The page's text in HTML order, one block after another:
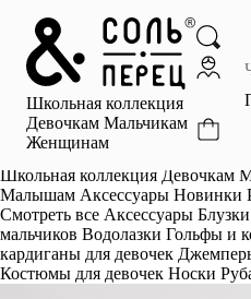
Школьная коллекция
Девочкам Мальчикам
Женщинам
Главная
Каталог
Избранное
Школьная коллекция Девочкам
Малышам Аксессуары Новинки
Смотреть все Аксессуары Блузки
мальчиков Водолазки Гольфы и
кардиганы для девочек
Костюмы для девочек Носки